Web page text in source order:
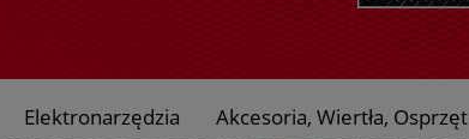
Elektronarzędzia Akcesoria, Wiertła, Osprzęt